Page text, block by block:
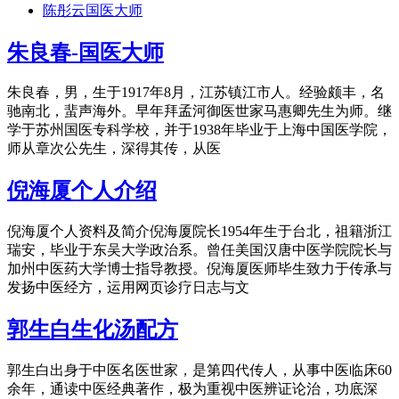
陈彤云国医大师
朱良春-国医大师
朱良春，男，生于1917年8月，江苏镇江市人。经验颇丰，名
驰南北，蜚声海外。早年拜孟河御医世家马惠卿先生为师。继
学于苏州国医专科学校，并于1938年毕业于上海中国医学院，
师从章次公先生，深得其传，从医
倪海厦个人介绍
倪海厦个人资料及简介倪海厦院长1954年生于台北，祖籍浙江
瑞安，毕业于东吴大学政治系。曾任美国汉唐中医学院院长与
加州中医药大学博士指导教授。倪海厦医师毕生致力于传承与
发扬中医经方，运用网页诊疗日志与文
郭生白生化汤配方
郭生白出身于中医名医世家，是第四代传人，从事中医临床60
余年，通读中医经典著作，极为重视中医辨证论治，功底深